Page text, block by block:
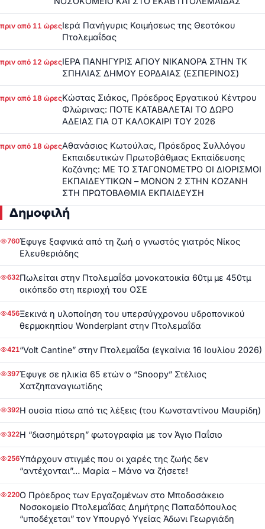
πριν από 11 ώρεςΙερά Πανήγυρις Κοιμήσεως της Θεοτόκου
Πτολεμαΐδας
πριν από 12 ώρεςΙΕΡΑ ΠΑΝΗΓΥΡΙΣ ΑΓΙΟΥ ΝΙΚΑΝΟΡΑ ΣΤΗΝ ΤΚ
ΣΠΗΛΙΑΣ ΔΗΜΟΥ ΕΟΡΔΑΙΑΣ (ΕΣΠΕΡΙΝΟΣ)
πριν από 18 ώρεςΚώστας Σιάκος, Πρόεδρος Εργατικού Κέντρου
Φλώρινας: ΠΟΤΕ ΚΑΤΑΒΑΛΕΤΑΙ ΤΟ ΔΩΡΟ
ΑΔΕΙΑΣ ΓΙΑ ΟΤ ΚΑΛΟΚΑΙΡΙ ΤΟΥ 2026
πριν από 18 ώρεςΑθανάσιος Κωτούλας, Πρόεδρος Συλλόγου
Εκπαιδευτικών Πρωτοβάθμιας Εκπαίδευσης
Κοζάνης: ΜΕ ΤΟ ΣΤΑΓΟΝΟΜΕΤΡΟ ΟΙ ΔΙΟΡΙΣΜΟΙ
ΕΚΠΑΙΔΕΥΤΙΚΩΝ – ΜΟΝΟΝ 2 ΣΤΗΝ ΚΟΖΑΝΗ
ΣΤΗ ΠΡΩΤΟΒΑΘΜΙΑ ΕΚΠΑΙΔΕΥΣΗ
Δημοφιλή
760Έφυγε ξαφνικά από τη ζωή ο γνωστός γιατρός Νίκος
Ελευθεριάδης
632Πωλείται στην Πτολεμαΐδα μονοκατοικία 60τμ με 450τμ
οικόπεδο στη περιοχή του ΟΣΕ
456Ξεκινά η υλοποίηση του υπερσύγχρονου υδροπονικού
θερμοκηπίου Wonderplant στην Πτολεμαΐδα
421“Volt Cantine” στην Πτολεμαΐδα (εγκαίνια 16 Ιουλίου 2026)
397Έφυγε σε ηλικία 65 ετών ο “Snoopy” Στέλιος
Χατζηπαναγιωτίδης
392Η ουσία πίσω από τις λέξεις (του Κωνσταντίνου Μαυρίδη)
322Η “διασημότερη” φωτογραφία με τον Άγιο Παΐσιο
256Υπάρχουν στιγμές που οι χαρές της ζωής δεν
“αντέχονται”… Μαρία – Μάνο να ζήσετε!
220Ο Πρόεδρος των Εργαζομένων στο Μποδοσάκειο
Νοσοκομείο Πτολεμαΐδας Δημήτρης Παπαδόπουλος
“υποδέχεται” τον Υπουργό Υγείας Άδωνι Γεωργιάδη